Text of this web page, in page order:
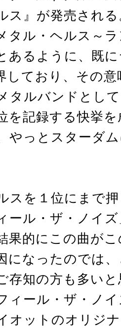
ス』が発売され
タル・ヘルス～
あるように、既
しており、その
タルバンドとし
を記録する快挙
やっとスターダ
スを１位にまで
ール・ザ・ノイ
果的にこの曲が
になったのでは
存知の方も多い
ィール・ザ・ノ
オットのオリジ